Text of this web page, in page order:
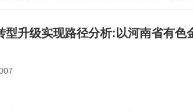
型升级实现路径分析:以河南省有色